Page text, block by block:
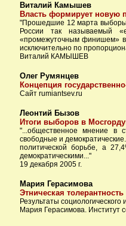
Виталий Камышев
Власть формирует новую
"Прошедшие 12 марта выборы
России так называемый
«промежуточным финишем» в
исключительно по
Виталий КАМЫШЕВ
Олег Румянцев
Концепция
Сайт rumiantsev.ru
Леонтий Бызов
Итоги выборов в
"...общественное мнение в
свободные и
политической борьбе, а
демократическими..."
19 декабря 2005 г.
Мария Герасимова
Этническая
Результаты
Мария Герасимова. Институт